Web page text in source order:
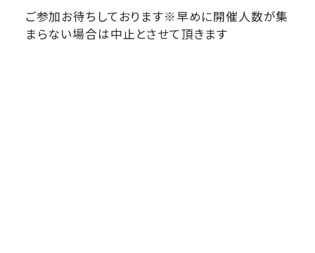
ご参加お待ちしております※早めに開催人数が集
まらない場合は中止とさせて頂きます